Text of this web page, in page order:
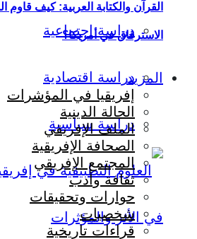
دراسة اجتماعية
دراسة اقتصادية
دراسة سياسية
القرآن والكتابة العربية: كيف قاوم
الاسترقاق في أمريكا؟
المزيد
إفريقيا في المؤشرات
الحالة الدينية
الملف الإفريقي
الصحافة الإفريقية
المجتمع الإفريقي
ثقافة وأدب
حوارات وتحقيقات
شخصيات
قراءات تاريخية